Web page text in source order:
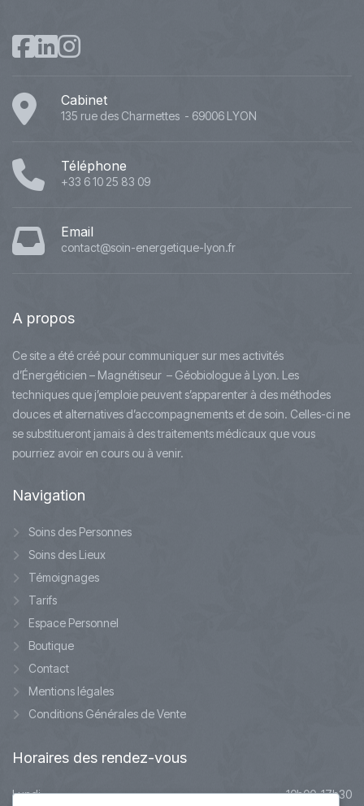
Cabinet
135 rue des Charmettes - 69006 LYON
Téléphone
+33 6 10 25 83 09
Email
contact@soin-energetique-lyon.fr
A propos
Ce site a été créé pour communiquer sur mes activités
d’Énergéticien – Magnétiseur – Géobiologue à Lyon. Les
techniques que j’emploie peuvent s’apparenter à des méthodes
douces et alternatives d’accompagnements et de soin. Celles-ci ne
se substitueront jamais à des traitements médicaux que vous
pourriez avoir en cours ou à venir.
Navigation
Soins des Personnes
Soins des Lieux
Témoignages
Tarifs
Espace Personnel
Boutique
Contact
Mentions légales
Conditions Générales de Vente
Horaires des rendez-vous
Lundi 10h00-17h30